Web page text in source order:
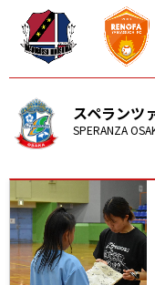
スペランツ
SPERANZA